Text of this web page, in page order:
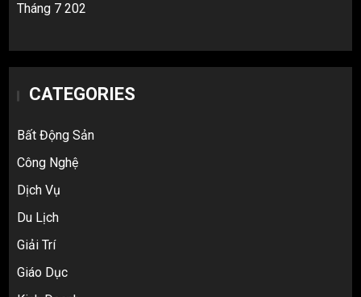
Tháng 7 202
CATEGORIES
Bất Động Sản
Công Nghệ
Dịch Vụ
Du Lịch
Giải Trí
Giáo Dục